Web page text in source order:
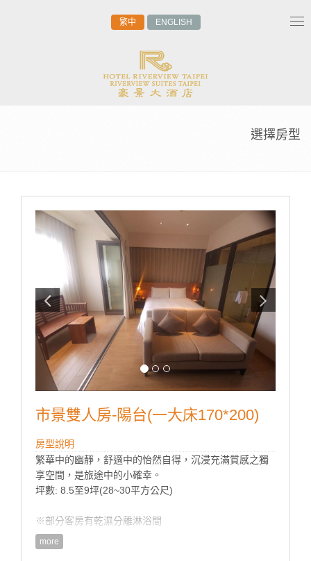
繁中 ENGLISH
選擇房型
市景雙人房-陽台(一大床170*200)
房型說明
繁華中的幽靜，舒適中的怡然自得，沉浸充滿質感之獨
享空間，是旅途中的小確幸。
坪數: 8.5至9坪(28~30平方公尺)
※部分客房有乾濕分離淋浴間
more